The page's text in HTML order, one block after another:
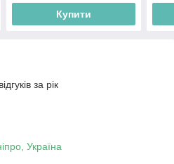
Купити
за рік
Україна